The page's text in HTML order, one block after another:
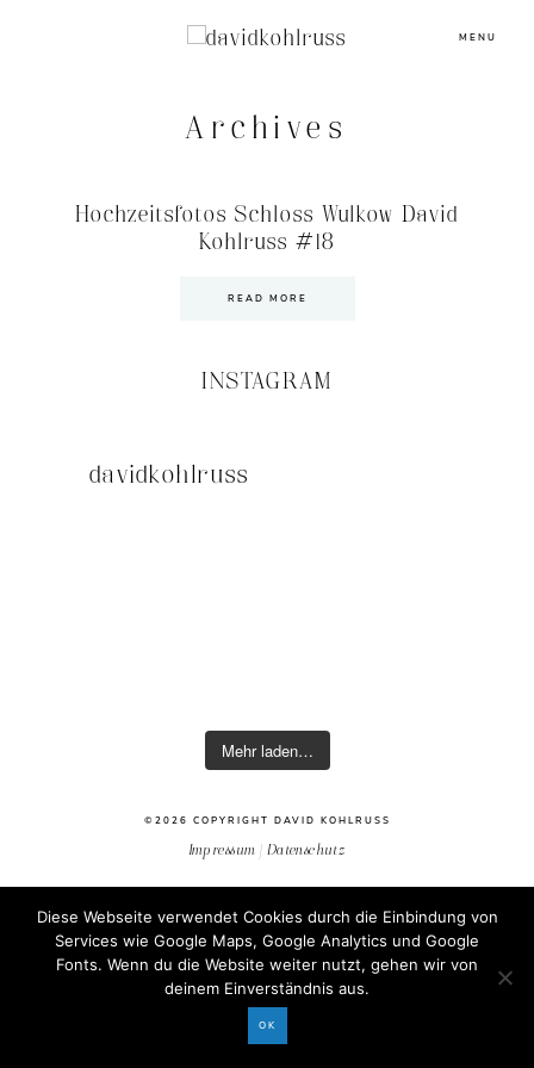
MENU
Archives
Hochzeitsfotos Schloss Wulkow David
Kohlruss #18
READ MORE
INSTAGRAM
davidkohlruss
Mehr laden…
©2026 COPYRIGHT DAVID KOHLRUSS
Impressum | Datenschutz
Diese Webseite verwendet Cookies durch die Einbindung von
Services wie Google Maps, Google Analytics und Google
Fonts. Wenn du die Website weiter nutzt, gehen wir von
deinem Einverständnis aus.
OK